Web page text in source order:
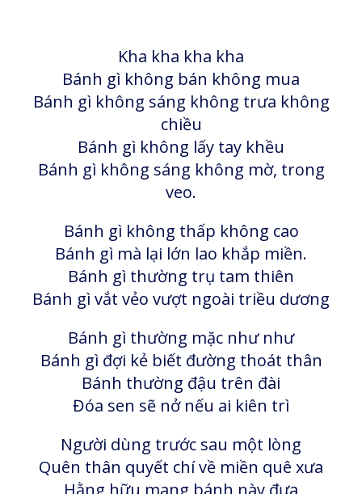
Kha kha kha kha
Bánh gì không bán không mua
Bánh gì không sáng không trưa không
chiều
Bánh gì không lấy tay khều
Bánh gì không sáng không mờ, trong
veo.
Bánh gì không thấp không cao
Bánh gì mà lại lớn lao khắp miền.
Bánh gì thường trụ tam thiên
Bánh gì vắt vẻo vượt ngoài triều dương
Bánh gì thường mặc như như
Bánh gì đợi kẻ biết đường thoát thân
Bánh thường đậu trên đài
Đóa sen sẽ nở nếu ai kiên trì
Người dùng trước sau một lòng
Quên thân quyết chí về miền quê xưa
Hằng hữu mang bánh này đưa